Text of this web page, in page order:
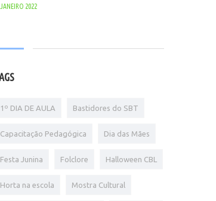
JANEIRO 2022
1º DIA DE AULA Bastidores do SBT
Capacitação Pedagógica Dia das Mães
Festa Junina Folclore Halloween CBL
Horta na escola Mostra Cultural